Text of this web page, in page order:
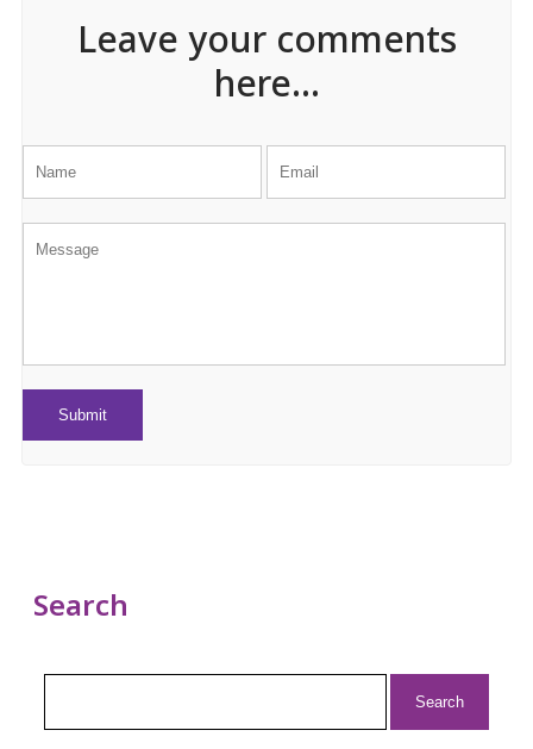
Leave your comments
here...
Search